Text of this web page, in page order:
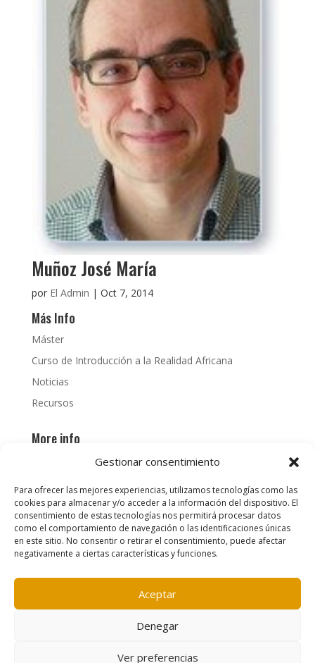
Gestionar consentimiento
Para ofrecer las mejores experiencias, utilizamos tecnologías como las
cookies para almacenar y/o acceder a la información del dispositivo. El
consentimiento de estas tecnologías nos permitirá procesar datos
como el comportamiento de navegación o las identificaciones únicas
en este sitio. No consentir o retirar el consentimiento, puede afectar
negativamente a ciertas características y funciones.
Aceptar
Denegar
Ver preferencias
Muñoz José María
por El Admin | Oct 7, 2014
Más Info
Máster
Curso de Introducción a la Realidad Africana
Noticias
Recursos
More info